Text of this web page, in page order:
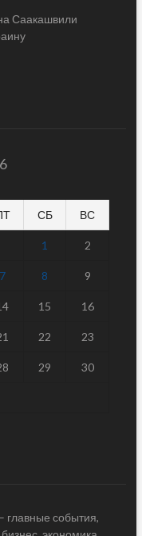
Саакашвили
СБ ВС
1 2
7 8 9
15 16
22 23
29 30
главные события,